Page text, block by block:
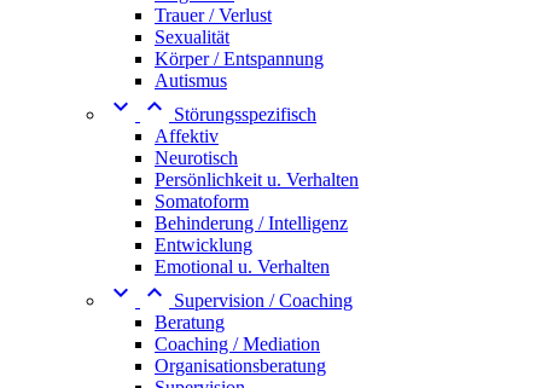
Trauer / Verlust
Sexualität
Körper / Entspannung
Autismus
 
Störungsspezifisch
Affektiv
Neurotisch
Persönlichkeit u. Verhalten
Somatoform
Behinderung / Intelligenz
Entwicklung
Emotional u. Verhalten
 
Supervision / Coaching
Beratung
Coaching / Mediation
Organisationsberatung